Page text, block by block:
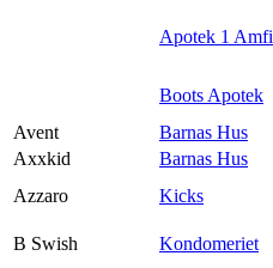
Apotek 1 Amfi
Boots Apotek
Avent
Barnas Hus
Axxkid
Barnas Hus
Azzaro
Kicks
B Swish
Kondomeriet